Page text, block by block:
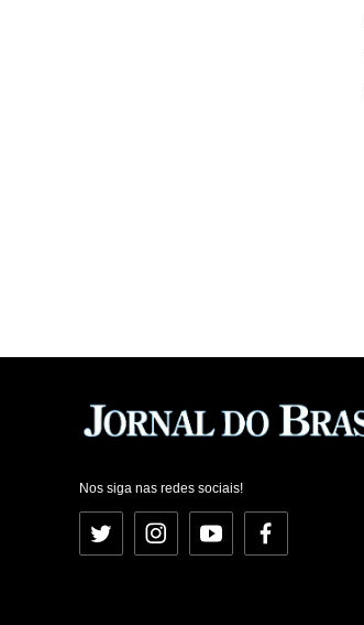
Nos siga nas redes sociais!
Twitter InstagramYouTubeFacebook